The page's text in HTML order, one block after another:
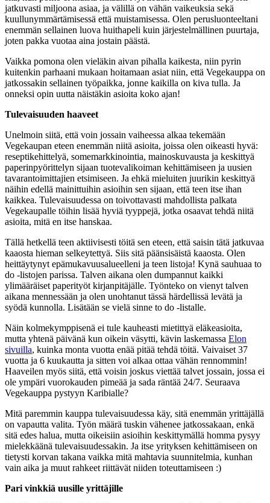
jatkuvasti miljoona asiaa, ja välillä on vähän vaikeuksia sekä
kuullunymmärtämisessä että muistamisessa. Olen perusluonteeltani
enemmän sellainen luova huithapeli kuin järjestelmällinen puurtaja,
joten pakka vuotaa aina jostain päästä.
Vaikka pomona olen vieläkin aivan pihalla kaikesta, niin pyrin
kuitenkin parhaani mukaan hoitamaan asiat niin, että Vegekauppa on
jatkossakin sellainen työpaikka, jonne kaikilla on kiva tulla. Ja
onneksi opin uutta näistäkin asioita koko ajan!
Tulevaisuuden haaveet
Unelmoin siitä, että voin jossain vaiheessa alkaa tekemään
Vegekaupan eteen enemmän niitä asioita, joissa olen oikeasti hyvä:
reseptikehittelyä, somemarkkinointia, mainoskuvausta ja keskittyä
paperinpyörittelyn sijaan tuotevalikoiman kehittämiseen ja uusien
tavarantoimittajien etsimiseen. Ja ehkä mieluiten juurikin keskittyä
näihin edellä mainittuihin asioihin sen sijaan, että teen itse ihan
kaikkea. Tulevaisuudessa on toivottavasti mahdollista palkata
Vegekaupalle töihin lisää hyviä tyyppejä, jotka osaavat tehdä niitä
asioita, mitä en itse hanskaa.
Tällä hetkellä teen aktiivisesti töitä sen eteen, että saisin tätä jatkuvaa
kaaosta hieman selkeytettyä. Siis sitä päänsisäistä kaaosta. Olen
heittäytynyt epämukavuusalueelleni ja teen listoja! Kynä sauhuaa to
do -listojen parissa. Talven aikana olen dumpannut kaikki
ylimääräiset paperityöt kirjanpitäjälle. Työnteko on vienyt talven
aikana mennessään ja olen unohtanut tässä härdellissä levätä ja
syödä kunnolla. Lisätään se vielä sinne to do -listalle.
Näin kolmekymppisenä ei tule kauheasti mietittyä eläkeasioita,
mutta yhtenä päivänä kun oikein väsytti, kävin laskemassa Elon
sivuilla, kuinka monta vuotta enää pitää tehdä töitä. Vaivaiset 37
vuotta ja 6 kuukautta ja sitten voi alkaa ottaa vähän rennommin!
Haaveilen myös siitä, että voisin joskus viettää talvet jossain, jossa ei
ole ympäri vuorokauden pimeää ja sada räntää 24/7. Seuraava
Vegekauppa pystyyn Karibialle?
Mitä paremmin kauppa tulevaisuudessa käy, sitä enemmän yrittäjällä
on vapautta valita. Työn määrä tuskin vähenee jatkossakaan, enkä
sitä edes halua, mutta oikeisiin asioihin keskittymällä homma pysyy
mielekkäänä tulevaisuudessakin. Ja itse yrityksen kehittämiseen on
tietysti korvan takana vaikka mitä mahtavia suunnitelmia, kunhan
vain aika ja muut rahkeet riittävät niiden toteuttamiseen :)
Pari vinkkiä uusille yrittäjille